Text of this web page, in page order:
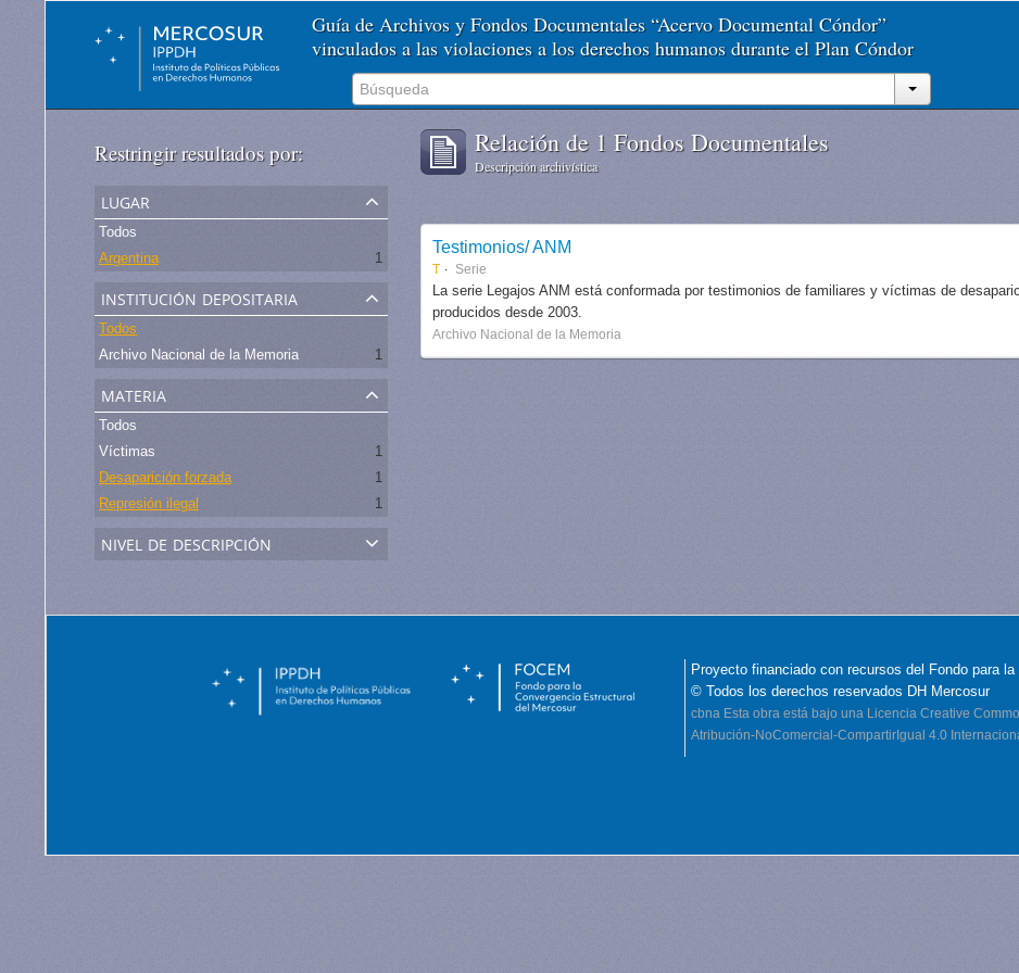
Guía de Archivos y Fondos Documentales “Acervo Documental Cóndor”
vinculados a las violaciones a los derechos humanos durante el Plan Cóndor
Restringir resultados por:
lugar
Todos
Argentina
1
institución depositaria
Todos
Archivo Nacional de la Memoria
1
materia
Todos
Víctimas
1
Desaparición forzada
1
Represión ilegal
1
nivel de descripción
Relación de 1 Fondos Documentales
Descripción archivística
Testimonios/ ANM
T Serie
La serie Legajos ANM está conformada por testimonios de familiares y víctimas de
producidos desde 2003.
Archivo Nacional de la Memoria
Proyecto financiado con recursos del Fondo para
© Todos los derechos reservados DH Mercosur
cbna Esta obra está bajo una Licencia Creative
Atribución-NoComercial-CompartirIgual 4.0